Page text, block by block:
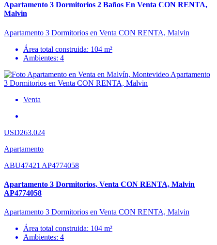
Apartamento 3 Dormitorios 2 Baños En Venta CON RENTA,
Malvin
Apartamento 3 Dormitorios en Venta CON RENTA, Malvin
Área total construida: 104 m²
Ambientes: 4
Venta
USD263.024
Apartamento
ABU47421 AP4774058
Apartamento 3 Dormitorios, Venta CON RENTA, Malvin
AP4774058
Apartamento 3 Dormitorios en Venta CON RENTA, Malvin
Área total construida: 104 m²
Ambientes: 4